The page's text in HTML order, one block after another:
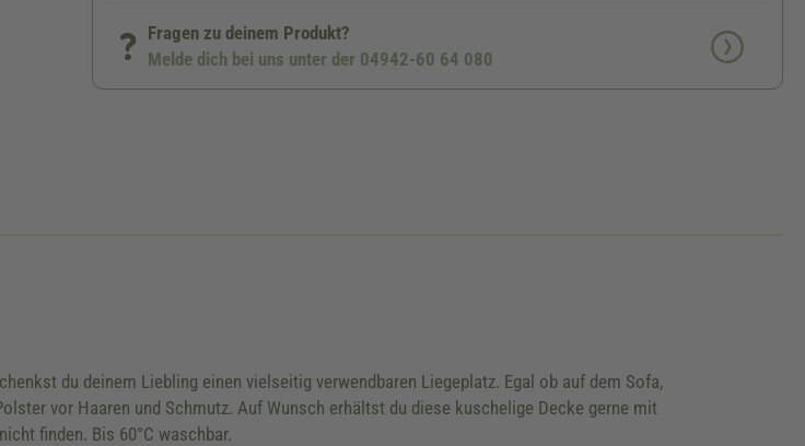
Fragen zu deinem Produkt?
Melde dich bei uns unter der 04942-60 64 080
du deinem Liebling einen vielseitig verwendbaren Liegeplatz. Egal ob auf dem Sofa,
vor Haaren und Schmutz. Auf Wunsch erhältst du diese kuschelige Decke gerne mit
finden. Bis 60°C waschbar.